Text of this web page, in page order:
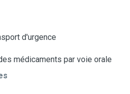
d'urgence
médicaments par voie orale